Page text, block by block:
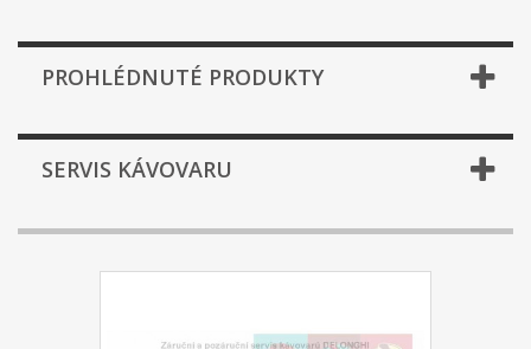
PROHLÉDNUTÉ PRODUKTY
SERVIS KÁVOVARU